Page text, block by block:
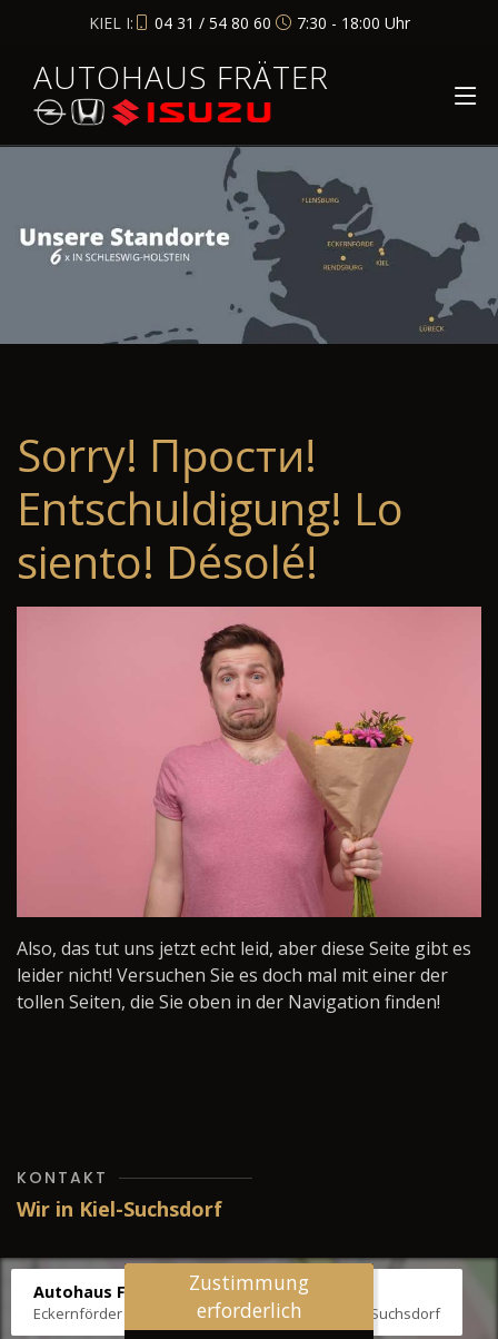
KIEL I: 04 31 / 54 80 60 7:30 - 18:00 Uhr
AUTOHAUS FRÄTER
Sorry! Прости!
Entschuldigung! Lo
siento! Désolé!
Also, das tut uns jetzt echt leid, aber diese Seite gibt es
leider nicht! Versuchen Sie es doch mal mit einer der
tollen Seiten, die Sie oben in der Navigation finden!
KONTAKT
Wir in Kiel-Suchsdorf
Autohaus Fräter
Eckernförder Str. /Klausbrooker Weg 1, 24107 Kiel-Suchsdorf
Zustimmung
erforderlich